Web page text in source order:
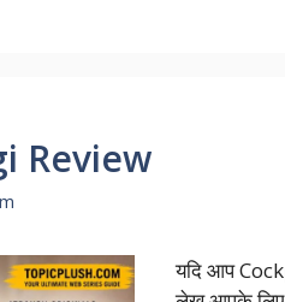
Review
यदि आप